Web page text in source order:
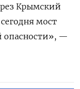
Крымский
мост
опасности», —